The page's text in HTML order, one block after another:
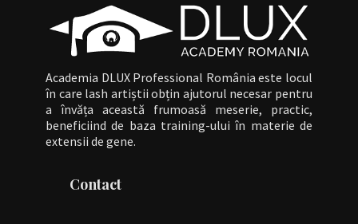
Academia DLUX Professional România este locul
în care lash artiștii obțin ajutorul necesar pentru
a învăța această frumoasă meserie, practic,
beneficiind de baza training-ului în materie de
extensii de gene.
Contact